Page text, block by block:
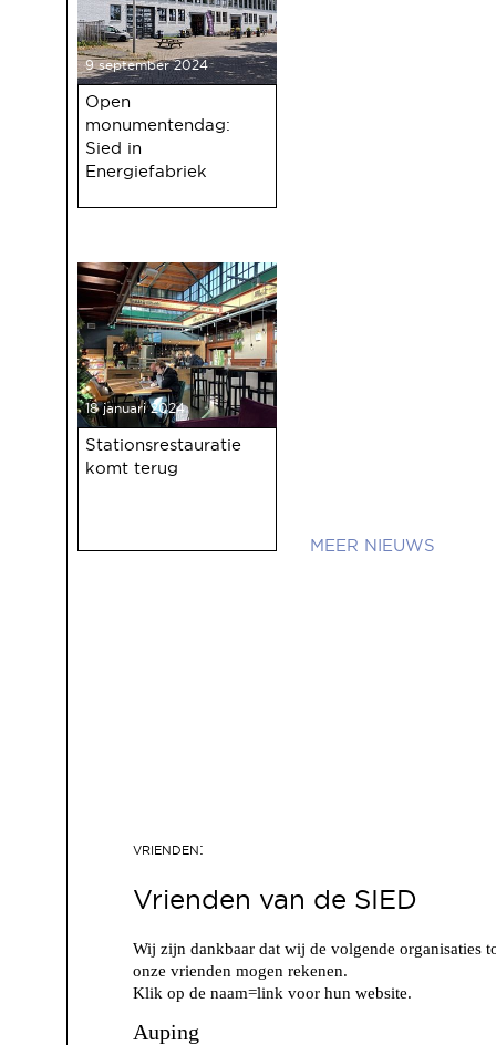
9 september 2024
Open
monumentendag:
Sied in
Energiefabriek
18 januari 2024
Stationsrestauratie
komt terug
NIEUWS
Vrienden van de SIED
Wij zijn dankbaar dat wij de volgende organisaties
onze vrienden mogen rekenen.
Klik op de naam=link voor hun website.
Auping